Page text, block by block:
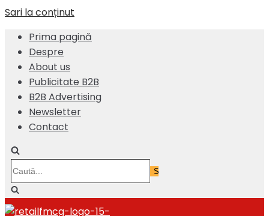
Sari la conținut
Prima pagină
Despre
About us
Publicitate B2B
B2B Advertising
Newsletter
Contact